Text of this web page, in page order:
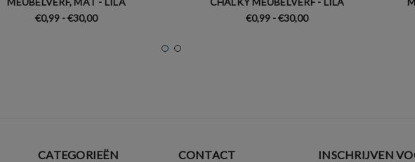
€0,99 - €30,00
€0,99 - €30,00
CATEGORIEËN CONTACT INSCHRIJVEN